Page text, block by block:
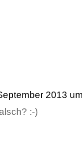
2013
:-)